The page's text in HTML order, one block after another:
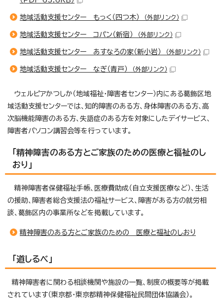
地域活動支援センター もっく（四つ木） （外部リンク）
地域活動支援センター コパン（新宿） （外部リンク）
地域活動支援センター あすなろの家（新小岩） （外部リンク）
地域活動支援センター なぎ（青戸） （外部リンク）
ウェルピアかつしか（地域福祉・障害者センター）内にある葛飾区地
域活動支援センターでは、知的障害のある方、身体障害のある方、高
次脳機能障害のある方、失語症のある方を対象にしたデイサービス、
障害者パソコン講習会等を行っています。
「精神障害のある方とご家族のための医療と福祉のし
おり」
精神障害者保健福祉手帳、医療費助成（自立支援医療など）、生活
の援助、障害者総合支援法の福祉サービス、障害がある方の就労相
談、葛飾区内の事業所などを掲載しています。
精神障害のある方とご家族のための 医療と福祉のしおり
「道しるべ」
精神障害者に関わる相談機関や施設の一覧、制度の概要等が掲載
されています（東京都・東京都精神保健福祉民間団体協議会）。